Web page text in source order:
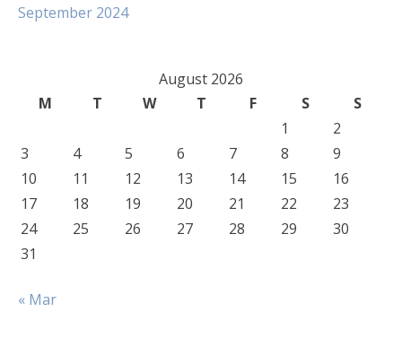
September 2024
August 2026
M
T W T F S
S
1
2
3
4 5 6 7 8
9
10
11 12 13 14 15
16
17
18 19 20 21 22
23
24
25 26 27 28 29
30
31
« Mar